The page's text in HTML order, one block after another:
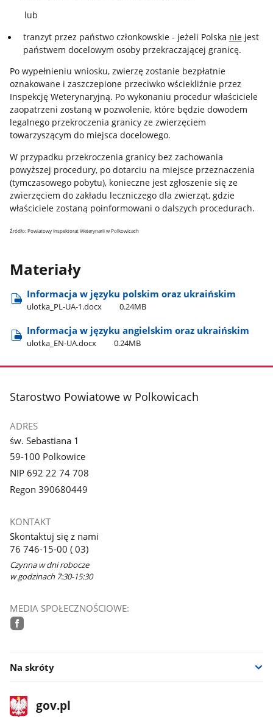
lub
tranzyt przez państwo członkowskie - jeżeli Polska niejest
państwem docelowym osoby przekraczającej granicę.
Po wypełnieniu wniosku, zwierzę zostanie bezpłatnie
oznakowane i zaszczepione przeciwko wściekliźnie przez
Inspekcję Weterynaryjną. Po wykonaniu procedur właściciele
zaopatrzeni zostaną w pozwolenie, które będzie dowodem
legalnego przekroczenia granicy ze zwierzęciem
towarzyszącym do miejsca docelowego.
W przypadku przekroczenia granicy bez zachowania
powyższej procedury, po dotarciu na miejsce przeznaczenia
(tymczasowego pobytu), konieczne jest zgłoszenie się ze
zwierzęciem do zakładu leczniczego dla zwierząt, gdzie
właściciele zostaną poinformowani o dalszych procedurach.
Źródło: Powiatowy Inspektorat Weterynarii w Polkowicach
Materiały
Informacja w języku polskim oraz ukraińskim
ulotka​_PL-UA-1.docx 0.24MB
Informacja w języku angielskim oraz ukraińskim
ulotka​_EN-UA.docx 0.24MB
stopka
Starostwo Powiatowe w Polkowicach
ADRES
św. Sebastiana 1
59-100 Polkowice
NIP 692 22 74 708
Regon 390680449
KONTAKT
Skontaktuj się z nami
76 746-15-00 ( 03)
Czynna w dni robocze
w godzinach 7:30-15:30
MEDIA SPOŁECZNOŚCIOWE:
Na skróty
stopka
gov.plStrona
gov.pl